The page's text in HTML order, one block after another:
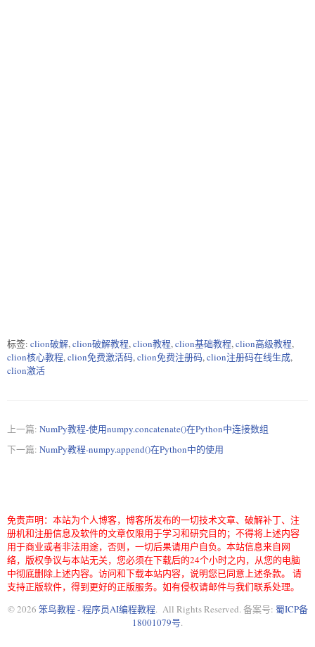
标签: clion破解,clion破解教程,clion教程,clion基础教程,clion高级教程,
clion核心教程,clion免费激活码,clion免费注册码,clion注册码在线生成,
clion激活
上一篇: NumPy教程-使用numpy.concatenate()在Python中连接数组
下一篇: NumPy教程-numpy.append()在Python中的使用
免责声明：本站为个人博客，博客所发布的一切技术文章、破解补丁、注
册机和注册信息及软件的文章仅限用于学习和研究目的；不得将上述内容
用于商业或者非法用途，否则，一切后果请用户自负。本站信息来自网
络，版权争议与本站无关，您必须在下载后的24个小时之内，从您的电脑
中彻底删除上述内容。访问和下载本站内容，说明您已同意上述条款。 请
支持正版软件，得到更好的正版服务。如有侵权请邮件与我们联系处理。
© 2026 笨鸟教程 - 程序员AI编程教程. All Rights Reserved. 备案号: 蜀ICP备
18001079号.